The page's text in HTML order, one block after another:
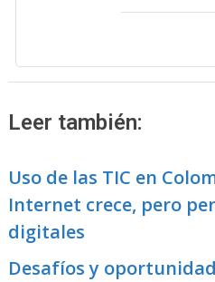
Leer también:
Uso de las TIC en
Internet crece, pero
digitales
Desafíos y